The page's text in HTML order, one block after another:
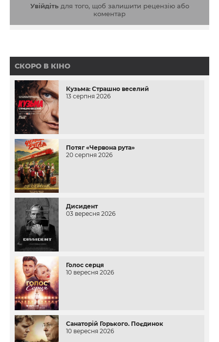
Увійдітьдля того, щоб залишити рецензію або
коментар
СКОРО В КІНО
Кузьма: Страшно веселий
13 серпня 2026
Потяг «Червона рута»
20 серпня 2026
Дисидент
03 вересня 2026
Голос серця
10 вересня 2026
Санаторій Горького. Поєдинок
10 вересня 2026